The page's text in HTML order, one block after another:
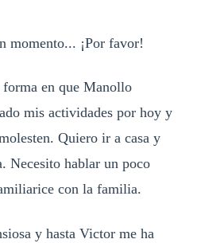
¡Por favor!
en que Manollo
mis actividades por hoy y
Quiero ir a casa y
Necesito hablar un poco
con la familia.
y hasta Victor me ha